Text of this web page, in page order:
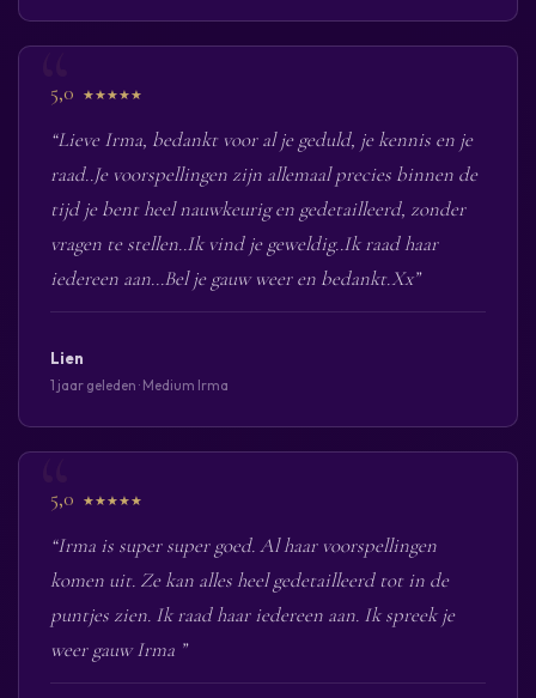
5,0 ★★★★★
“Lieve Irma, bedankt voor al je geduld, je kennis en je
raad..Je voorspellingen zijn allemaal precies binnen de
tijd je bent heel nauwkeurig en gedetailleerd, zonder
vragen te stellen..Ik vind je geweldig..Ik raad haar
iedereen aan...Bel je gauw weer en bedankt.Xx”
Lien
1 jaar geleden · Medium Irma
5,0 ★★★★★
“Irma is super super goed. Al haar voorspellingen
komen uit. Ze kan alles heel gedetailleerd tot in de
puntjes zien. Ik raad haar iedereen aan. Ik spreek je
weer gauw Irma ”